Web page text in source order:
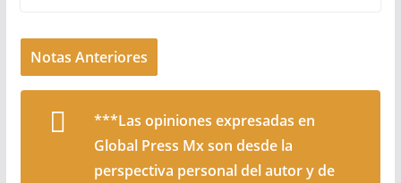
Notas Anteriores
***Las opiniones expresadas en
Global Press Mx son desde la
perspectiva personal del autor y de